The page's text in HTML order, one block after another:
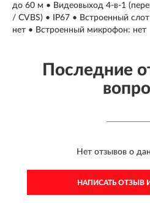
до 60 м • Видеовыход 4-в-1
/ CVBS) • IP67 • Встроенный
нет • Встроенный микрофон: нет
Последние
Нет отзывов о
НАПИСАТЬ ОТЗЫВ